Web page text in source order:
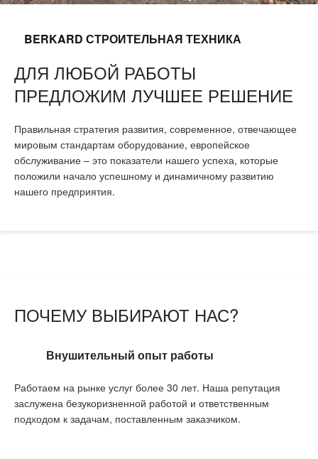
BERKARD СТРОИТЕЛЬНАЯ ТЕХНИКА
ДЛЯ ЛЮБОЙ РАБОТЫ
ПРЕДЛОЖИМ ЛУЧШЕЕ РЕШЕНИЕ
Правильная стратегия развития, современное, отвечающее
мировым стандартам оборудование, европейское
обслуживание – это показатели нашего успеха, которые
положили начало успешному и динамичному развитию
нашего предприятия.
ПОЧЕМУ ВЫБИРАЮТ НАС?
Внушительный опыт работы
Работаем на рынке услуг более 30 лет. Наша репутация
заслужена безукоризненной работой и ответственным
подходом к задачам, поставленным заказчиком.